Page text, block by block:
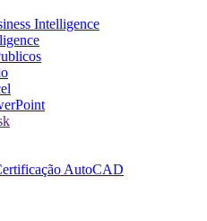
Intelligence
AutoCAD